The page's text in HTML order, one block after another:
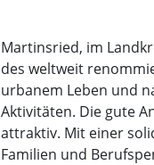
Martinsried, im
des weltweit
urbanem Leben und
Aktivitäten. Die gute
attraktiv. Mit einer
Familien und